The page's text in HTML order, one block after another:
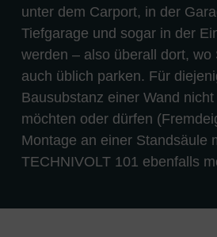
unter dem Carport, in der
Tiefgarage und sogar in der
werden – also überall dort, wo
auch üblich parken. Für
Bausubstanz einer Wand
möchten oder dürfen
Montage an einer Standsäule
TECHNIVOLT 101 ebenfalls